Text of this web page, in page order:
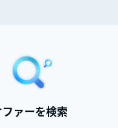
ファーを検索